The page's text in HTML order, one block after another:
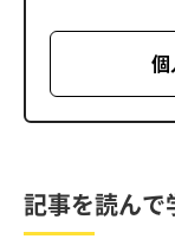
個
記事を読んで